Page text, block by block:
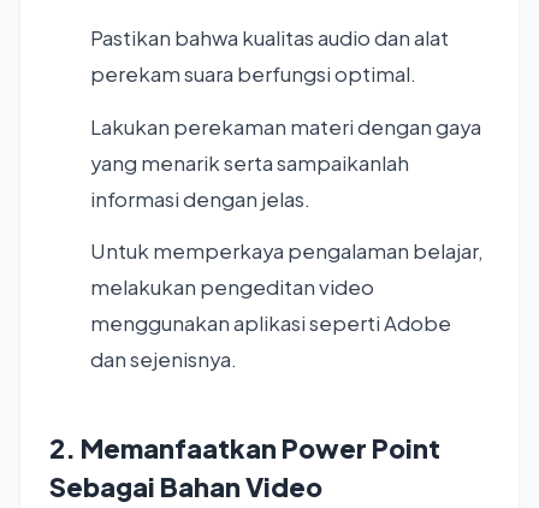
Pastikan bahwa kualitas audio dan alat
perekam suara berfungsi optimal.
Lakukan perekaman materi dengan gaya
yang menarik serta sampaikanlah
informasi dengan jelas.
Untuk memperkaya pengalaman belajar,
melakukan pengeditan video
menggunakan aplikasi seperti Adobe
dan sejenisnya.
2. Memanfaatkan Power Point
Sebagai Bahan Video